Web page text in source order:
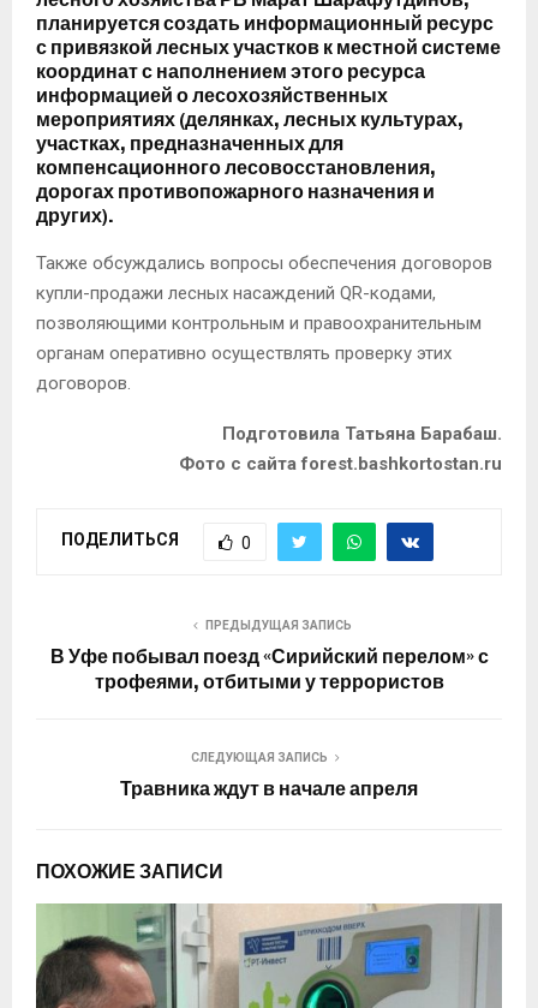
планируется создать информационный ресурс
с привязкой лесных участков к местной системе
координат с наполнением этого ресурса
информацией о лесохозяйственных
мероприятиях (делянках, лесных культурах,
участках, предназначенных для
компенсационного лесовосстановления,
дорогах противопожарного назначения и
других).
Также обсуждались вопросы обеспечения договоров
купли-продажи лесных насаждений QR-кодами,
позволяющими контрольным и правоохранительным
органам оперативно осуществлять проверку этих
договоров.
Подготовила Татьяна Барабаш.
Фото с сайта forest.bashkortostan.ru
ПОДЕЛИТЬСЯ 0
ПРЕДЫДУЩАЯ ЗАПИСЬ
В Уфе побывал поезд «Сирийский перелом» с
трофеями, отбитыми у террористов
СЛЕДУЮЩАЯ ЗАПИСЬ
Травника ждут в начале апреля
ПОХОЖИЕ ЗАПИСИ